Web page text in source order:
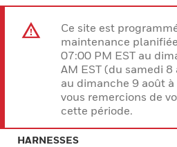
Ce site est
maintenance
07:00 PM EST au
AM EST (du samedi
au dimanche 9 août
vous remercions de
cette période.
HARNESSES